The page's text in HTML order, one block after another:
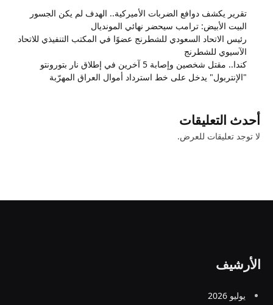
تقرير يكشف دوافع الضربات الأميركية.. الهدف لم يكن الجسور
البيت الأبيض: ترامب سيحضر نهائي المونديال
رئيس الاتحاد السعودي للشطرنج عضوًا في المكتب التنفيذي للاتحاد
الآسيوي للشطرنج
كندا.. مقتل شخصين وإصابة 5 آخرين في إطلاق نار بتورونتو
"الإنتربول" يدخل على خط استرداد أموال العراق المهرّبة
أحدث التعليقات
لا توجد تعليقات للعرض.
الأرشيف
يوليو 2026